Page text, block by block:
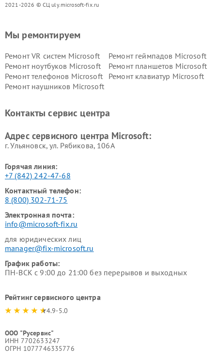
2021-2026 © СЦ uly.microsoft-fix.ru
Мы ремонтируем
Ремонт VR систем Microsoft
Ремонт геймпадов Microsoft
Ремонт ноутбуков Microsoft
Ремонт планшетов Microsoft
Ремонт телефонов Microsoft
Ремонт клавиатур Microsoft
Ремонт наушников Microsoft
Контакты сервис центра
Адрес сервисного центра Microsoft:
г. Ульяновск, ул. Рябикова, 106А
Горячая линия:
+7 (842) 242-47-68
Контактный телефон:
8 (800) 302-71-75
Электронная почта:
info@microsoft-fix.ru
для юридических лиц
manager@fix-microsoft.ru
График работы:
ПН-ВСК с 9:00 до 21:00 без перерывов и выходных
Рейтинг сервисного центра
4.9-5.0
ООО "Русервис"
ИНН 7702633247
ОГРН 1077746335776